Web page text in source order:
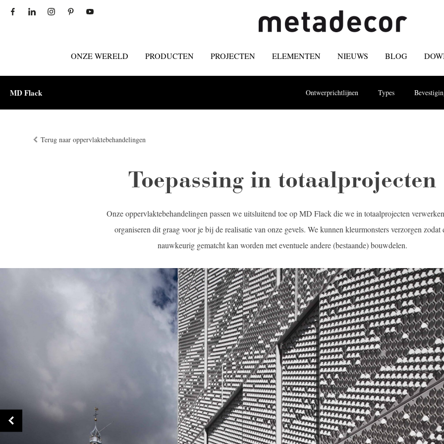
ONZE WERELD PRODUCTEN PROJECTEN ELEMENTEN NIEUWS BLOG
MD Flack Ontwerprichtlijnen Types
Terug naar oppervlaktebehandelingen
Toepassing in totaalprojecten
Onze oppervlaktebehandelingen passen we uitsluitend toe op MD Flack die we in totaalprojecten
organiseren dit graag voor je bij de realisatie van onze gevels. We kunnen kleurmonsters verzorgen zodat
nauwkeurig gematcht kan worden met eventuele andere (bestaande) bouwdelen.